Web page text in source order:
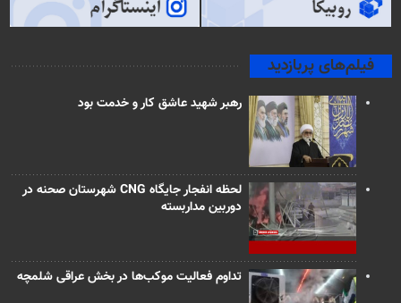
فیلم‌های پربازدید
رهبر شهید عاشق کار و خدمت بود
لحظه انفجار جایگاه CNG شهرستان صحنه در
دوربین مداربسته
تداوم فعالیت موکب‌ها در بخش عراقی شلمچه